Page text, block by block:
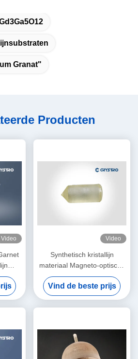
Granat"
Producten
Video
BIG
Video
Synthetisch kristallijn
materiaal Magneto-optische
kristallen Gadolinium Gallium
Garnet GGG
Vind de beste prijs